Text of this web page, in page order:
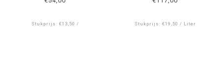
Stukprijs: €13,50 / Stukprijs: €19,50 / Liter